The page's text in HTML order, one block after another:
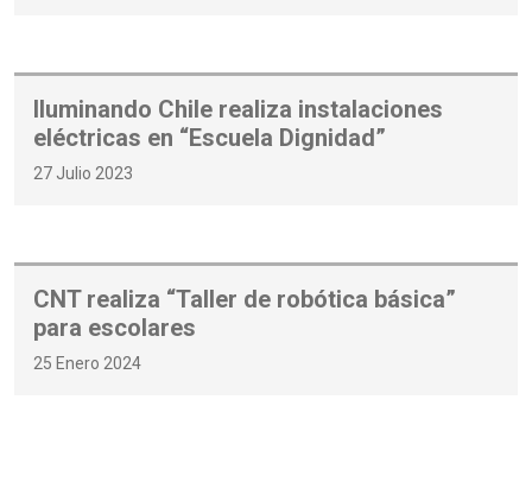
Iluminando Chile realiza instalaciones
eléctricas en “Escuela Dignidad”
27 Julio 2023
CNT realiza “Taller de robótica básica”
para escolares
25 Enero 2024